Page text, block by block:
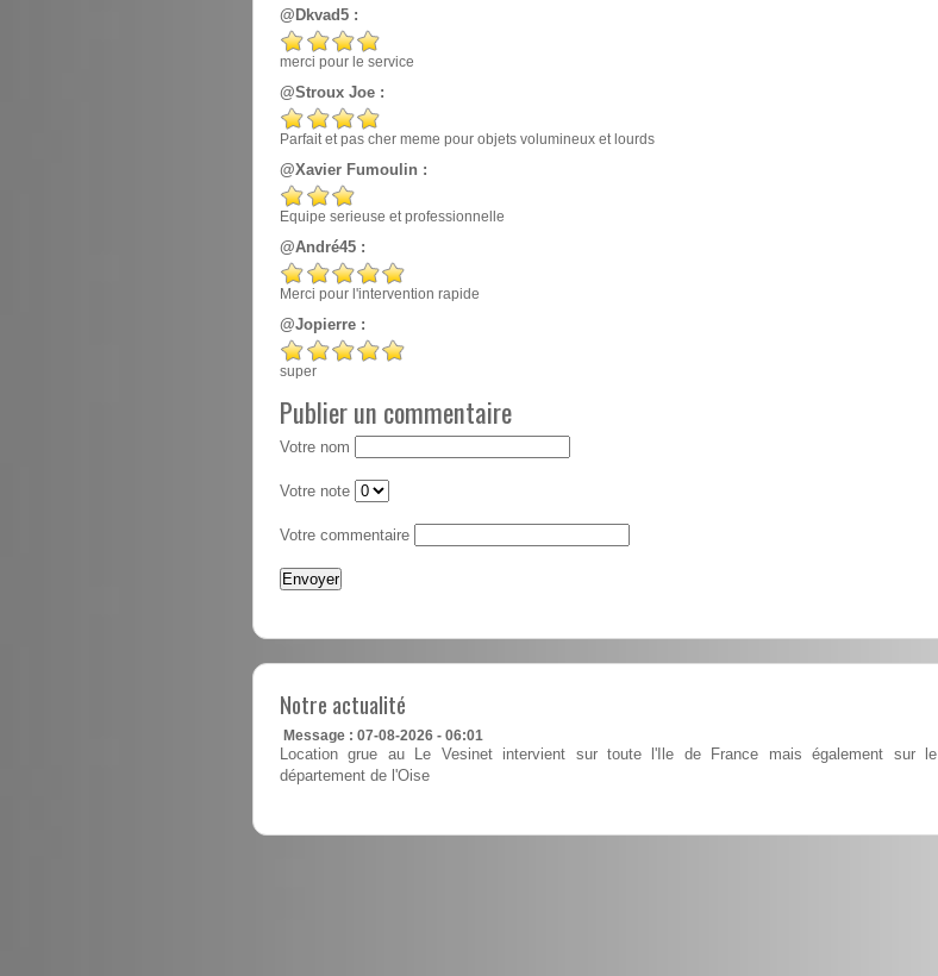
@Dkvad5 :
merci pour le service
@Stroux Joe :
Parfait et pas cher meme pour objets volumineux et lourds
@Xavier Fumoulin :
Equipe serieuse et professionnelle
@André45 :
Merci pour l'intervention rapide
@Jopierre :
super
Publier un commentaire
Votre nom
Votre note
Votre commentaire
Notre actualité
Message : 07-08-2026 - 06:01
Location grue au Le Vesinet intervient sur toute l'Ile de France mais également sur le
département de l'Oise